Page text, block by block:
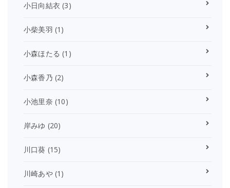
小日向結衣 (3)
小柴美羽 (1)
小森ほたる (1)
小森香乃 (2)
小池里奈 (10)
岸みゆ (20)
川口葵 (15)
川崎あや(1)